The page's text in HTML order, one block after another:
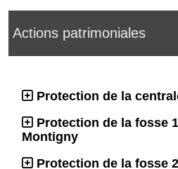
Actions patrimoniales
Protection de la
Protection de la fosse
Montigny
Protection de la fosse